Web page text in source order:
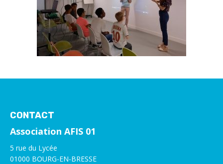
CONTACT
Association AFIS 01
5 rue du Lycée
01000 BOURG-EN-BRESSE